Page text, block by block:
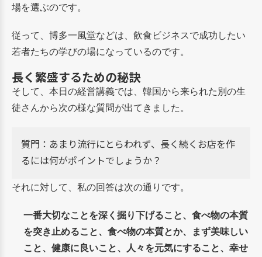
場を選ぶのです。
従って、博多一風堂などは、飲食ビジネスで成功したい
若者たちの学びの場になっているのです。
長く繁盛するための秘訣
そして、本日の経営講義では、韓国から来られた別の生
徒さんから次の様な質問が出てきました。
質門：あまり流行にとらわれず、長く続くお店を作
るには何がポイントでしょうか？
それに対して、私の回答は次の通りです。
一番大切なことを深く掘り下げること、食べ物の本質
を突き止めること、食べ物の本質とか、まず美味しい
こと、健康に良いこと、人々を元気にすること、幸せ